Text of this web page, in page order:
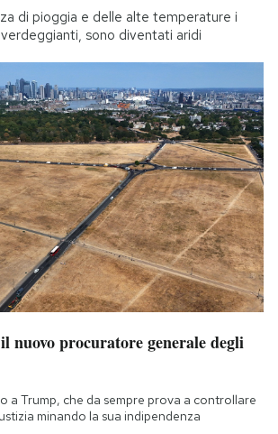
di pioggia e delle alte temperature i
sono diventati aridi
nuovo procuratore generale degli
a Trump, che da sempre prova a controllare
minando la sua indipendenza